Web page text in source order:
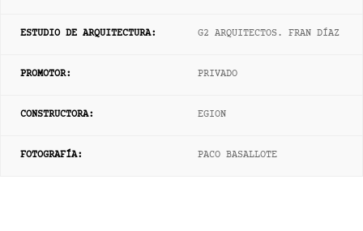
ESTUDIO DE ARQUITECTURA: G2 ARQUITECTOS. FRAN DÍAZ
PROMOTOR: PRIVADO
CONSTRUCTORA: EGION
FOTOGRAFÍA: PACO BASALLOTE